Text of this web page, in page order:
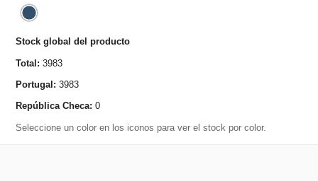
Stock global del producto
Total: 3983
Portugal: 3983
República Checa: 0
Seleccione un color en los iconos para ver el stock por color.